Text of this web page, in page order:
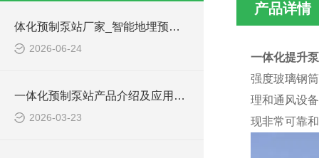
体化预制泵站厂家_智能地埋预制泵站-凌科环保
2026-06-24
一体化预制泵站产品介绍及应用范围
2026-03-23
产品详情
一体化提升
强度玻璃钢
理和通风设
现非常可靠